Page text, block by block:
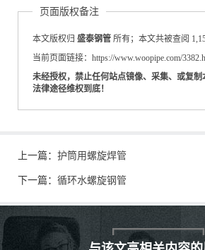
页面版权备注
本文版权归 盛泰钢管 所有；本文共被查阅
当前页面链接：https://www.woopipe.com/
未经授权，禁止任何站点镜像、采集、或复
法律途径维权到底！
上一篇： 护筒用螺旋焊管
下一篇： 循环水螺旋钢管